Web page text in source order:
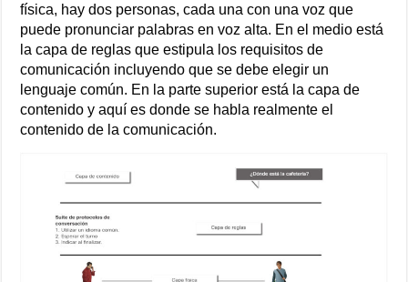
física, hay dos personas, cada una con una voz que
puede pronunciar palabras en voz alta. En el medio está
la capa de reglas que estipula los requisitos de
comunicación incluyendo que se debe elegir un
lenguaje común. En la parte superior está la capa de
contenido y aquí es donde se habla realmente el
contenido de la comunicación.